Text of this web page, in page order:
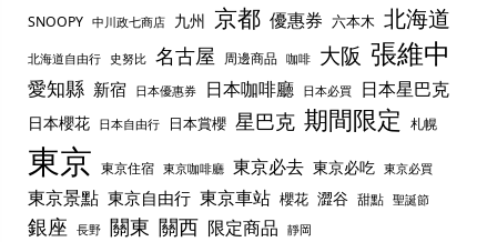
SNOOPY 中川政七商店 九州 京都 優惠券 六本木 北海道
北海道自由行 史努比 名古屋 周邊商品 咖啡 大阪 張維中
愛知縣 新宿 日本優惠券 日本咖啡廳 日本必買 日本星巴克
日本櫻花 日本自由行 日本賞櫻 星巴克 期間限定 札幌
東京 東京住宿 東京咖啡廳 東京必去 東京必吃 東京必買
東京景點 東京自由行 東京車站 櫻花 澀谷 甜點 聖誕節
銀座 長野 關東 關西 限定商品 靜岡